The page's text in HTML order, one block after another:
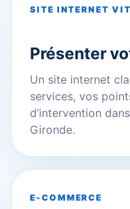
SITE INTERNET
Présenter
Un site internet
services, vos
d’intervention
Gironde.
E-COMMERCE